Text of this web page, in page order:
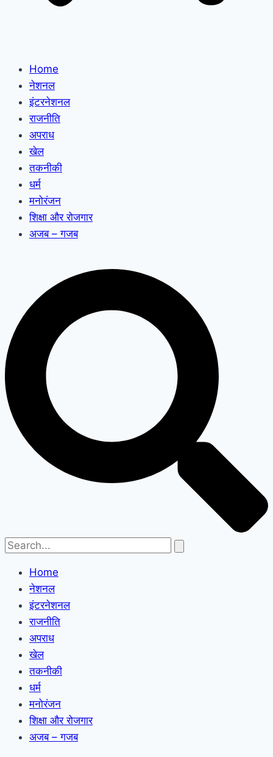
Home
नेशनल
इंटरनेशनल
राजनीति
अपराध
खेल
तकनीकी
धर्म
मनोरंजन
शिक्षा और रोजगार
अजब – गजब
Home
नेशनल
इंटरनेशनल
राजनीति
अपराध
खेल
तकनीकी
धर्म
मनोरंजन
शिक्षा और रोजगार
अजब – गजब